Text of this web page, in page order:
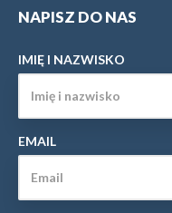
NAPISZ DO NAS
IMIĘ I NAZWISKO
EMAIL